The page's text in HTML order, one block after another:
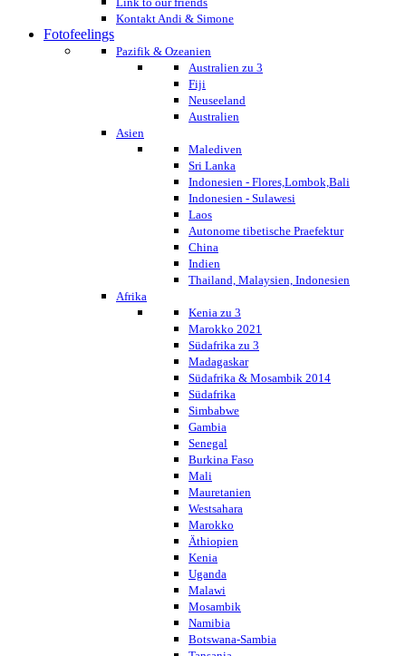
Kontakt Andi & Simone
Fotofeelings
Pazifik & Ozeanien
Australien zu 3
Fiji
Neuseeland
Australien
Asien
Malediven
Sri Lanka
Indonesien - Flores,Lombok,Bali
Indonesien - Sulawesi
Laos
Autonome tibetische Praefektur
China
Indien
Thailand, Malaysien, Indonesien
Afrika
Kenia zu 3
Marokko 2021
Südafrika zu 3
Madagaskar
Südafrika & Mosambik 2014
Südafrika
Simbabwe
Gambia
Senegal
Burkina Faso
Mali
Mauretanien
Westsahara
Marokko
Äthiopien
Kenia
Uganda
Malawi
Mosambik
Namibia
Botswana-Sambia